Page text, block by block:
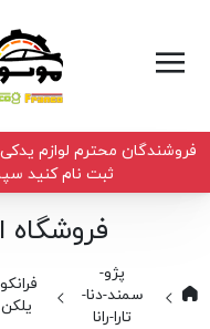
فروشندگان محترم لوازم
ثبت نام کنید
فروشگاه
پژو-
سمند-دنا-
تارا-رانا
یلکن